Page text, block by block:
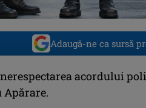
Adaugă-ne ca sursă
acordului
Apărare.